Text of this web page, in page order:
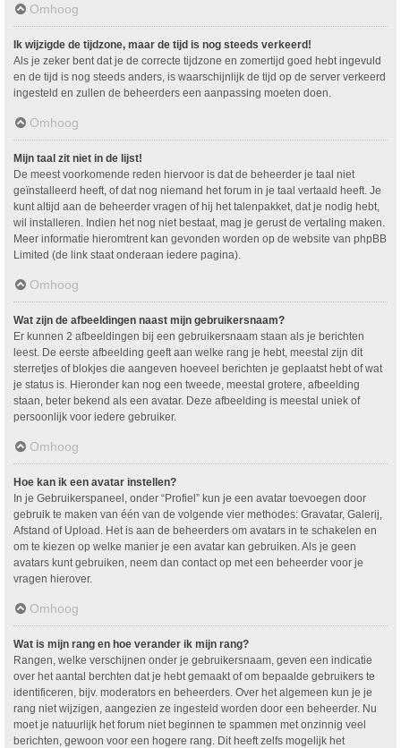
Omhoog
Ik wijzigde de tijdzone, maar de tijd is nog steeds verkeerd!
Als je zeker bent dat je de correcte tijdzone en zomertijd goed hebt ingevuld
en de tijd is nog steeds anders, is waarschijnlijk de tijd op de server verkeerd
ingesteld en zullen de beheerders een aanpassing moeten doen.
Omhoog
Mijn taal zit niet in de lijst!
De meest voorkomende reden hiervoor is dat de beheerder je taal niet
geïnstalleerd heeft, of dat nog niemand het forum in je taal vertaald heeft. Je
kunt altijd aan de beheerder vragen of hij het talenpakket, dat je nodig hebt,
wil installeren. Indien het nog niet bestaat, mag je gerust de vertaling maken.
Meer informatie hieromtrent kan gevonden worden op de website van phpBB
Limited (de link staat onderaan iedere pagina).
Omhoog
Wat zijn de afbeeldingen naast mijn gebruikersnaam?
Er kunnen 2 afbeeldingen bij een gebruikersnaam staan als je berichten
leest. De eerste afbeelding geeft aan welke rang je hebt, meestal zijn dit
sterretjes of blokjes die aangeven hoeveel berichten je geplaatst hebt of wat
je status is. Hieronder kan nog een tweede, meestal grotere, afbeelding
staan, beter bekend als een avatar. Deze afbeelding is meestal uniek of
persoonlijk voor iedere gebruiker.
Omhoog
Hoe kan ik een avatar instellen?
In je Gebruikerspaneel, onder “Profiel” kun je een avatar toevoegen door
gebruik te maken van één van de volgende vier methodes: Gravatar, Galerij,
Afstand of Upload. Het is aan de beheerders om avatars in te schakelen en
om te kiezen op welke manier je een avatar kan gebruiken. Als je geen
avatars kunt gebruiken, neem dan contact op met een beheerder voor je
vragen hierover.
Omhoog
Wat is mijn rang en hoe verander ik mijn rang?
Rangen, welke verschijnen onder je gebruikersnaam, geven een indicatie
over het aantal berchten dat je hebt gemaakt of om bepaalde gebruikers te
identificeren, bijv. moderators en beheerders. Over het algemeen kun je je
rang niet wijzigen, aangezien ze ingesteld worden door een beheerder. Nu
moet je natuurlijk het forum niet beginnen te spammen met onzinnig veel
berichten, gewoon voor een hogere rang. Dit heeft zelfs mogelijk het